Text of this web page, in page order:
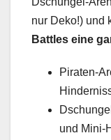
nur Deko!) und
Battles eine
Piraten-
und Mini-